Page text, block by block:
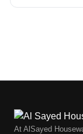
At AlSayed